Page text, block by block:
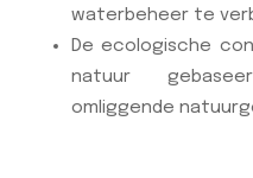
waterbeheer te
De ecologische
natuur
omliggende